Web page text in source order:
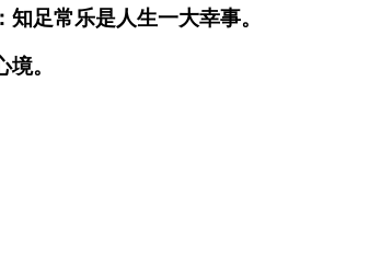
足常乐是人生一大幸事。
。